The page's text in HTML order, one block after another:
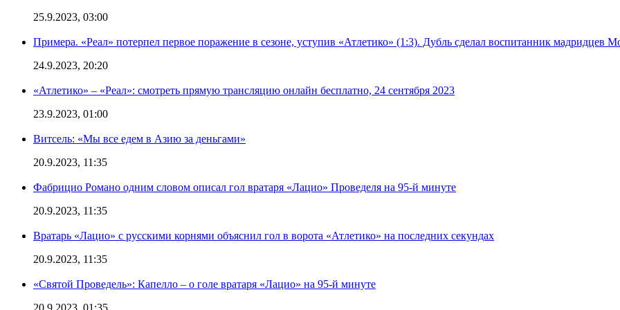
25.9.2023, 03:00
Примера. «Реал» потерпел первое поражение в сезоне, уступив «Атлетико» (1:3). Дубль сделал воспитанник мадридцев
24.9.2023, 20:20
«Атлетико» – «Реал»: смотреть прямую трансляцию онлайн бесплатно, 24 сентября 2023
23.9.2023, 01:00
Витсель: «Мы все едем в Азию за деньгами»
20.9.2023, 11:35
Фабрицио Романо одним словом описал гол вратаря «Лацио» Проведеля на 95-й минуте
20.9.2023, 11:35
Вратарь «Лацио» с русскими корнями объяснил гол в ворота «Атлетико» на последних секундах
20.9.2023, 11:35
«Святой Проведель»: Капелло – о голе вратаря «Лацио» на 95-й минуте
20.9.2023, 01:35